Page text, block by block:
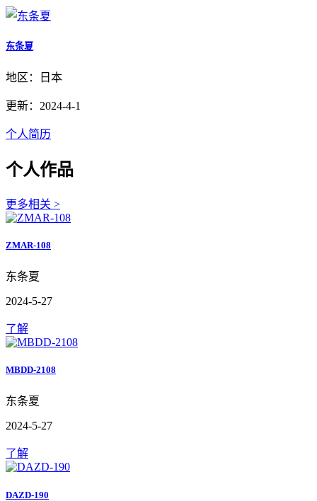
东条夏
地区：日本
更新：2024-4-1
个人简历
个人作品
更多相关 >
ZMAR-108
东条夏
2024-5-27
了解
MBDD-2108
东条夏
2024-5-27
了解
DAZD-190